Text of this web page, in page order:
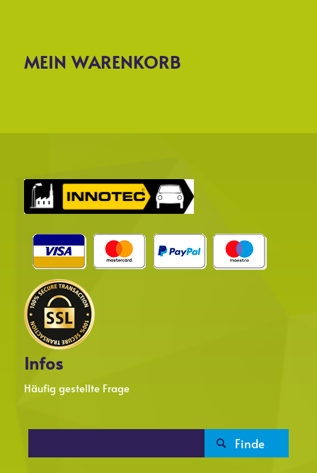
MEIN WARENKORB
Infos
Häufig gestellte Frage
